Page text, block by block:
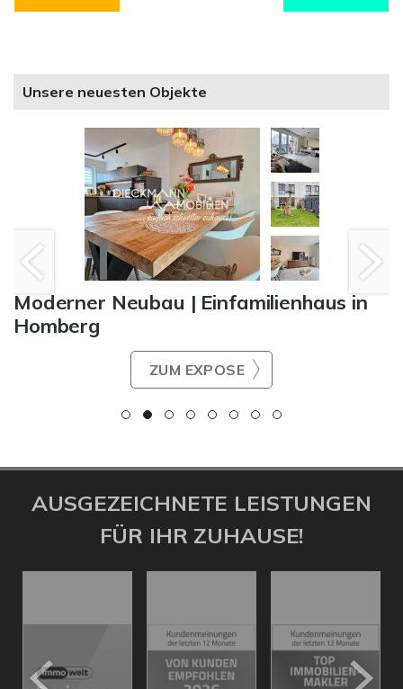
Unsere neuesten Objekte
Moderner Neubau | Einfamilienhaus in
Homberg
ZUM EXPOSE
AUSGEZEICHNETE LEISTUNGEN
FÜR IHR ZUHAUSE!